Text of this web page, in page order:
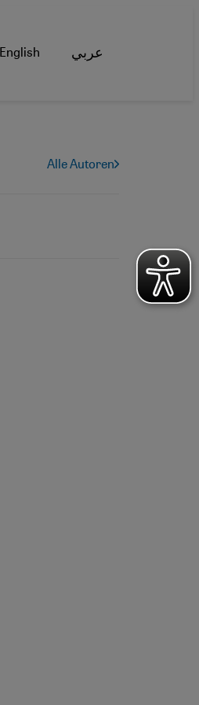
English عربي
Alle Autoren
Tag Manager, Instagram Embed,